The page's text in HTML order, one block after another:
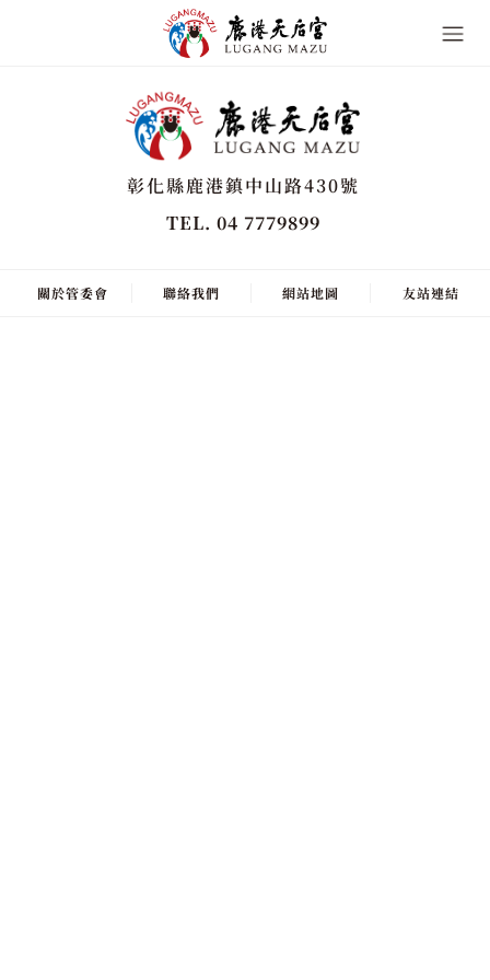
彰化縣鹿港鎮中山路430號
TEL. 04 7779899
關於管委會 聯絡我們 網站地圖 友站連結